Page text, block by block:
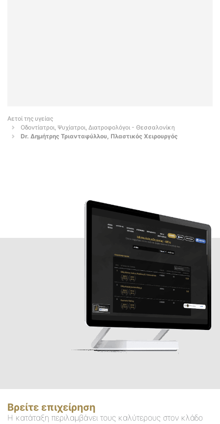
Αετοί της υγείας
Οδοντίατροι, Ψυχίατροι, Διατροφολόγοι - Θεσσαλονίκη
Dr. Δημήτρης Τριανταφύλλου, Πλαστικός Χειρουργός
Βρείτε επιχείρηση
Η κατάταξη περιλαμβάνει τους καλύτερους στον κλάδο